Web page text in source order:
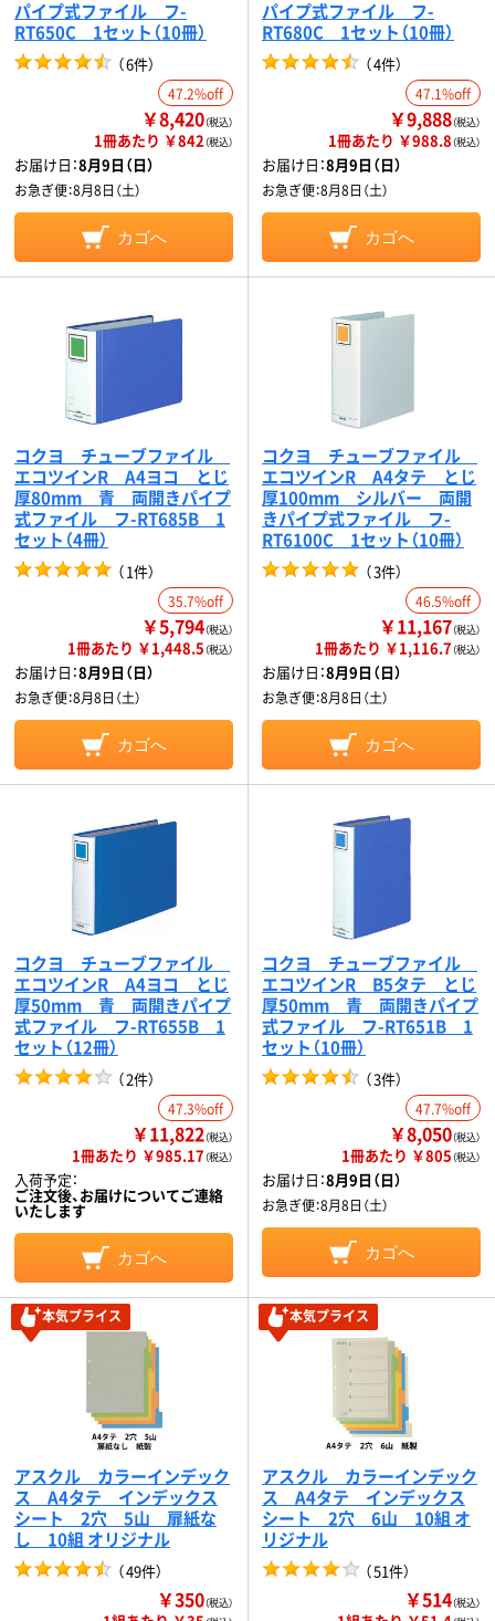
パイプ式ファイル フ-
RT650C 1セット（10冊）
（6件）
47.2%off
￥8,420（税込）
1冊あたり ￥842（税込）
お届け日：8月9日（日）
お急ぎ便：8月8日（土）
カゴへ
パイプ式ファイル フ-
RT680C 1セット（10冊）
（4件）
47.1%off
￥9,888（税込）
1冊あたり ￥988.8（税込）
お届け日：8月9日（日）
お急ぎ便：8月8日（土）
カゴへ
コクヨ チューブファイル
エコツインR A4ヨコ とじ
厚80mm 青 両開きパイプ
式ファイル フ-RT685B 1
セット（4冊）
（1件）
35.7%off
￥5,794（税込）
1冊あたり ￥1,448.5（税込）
お届け日：8月9日（日）
お急ぎ便：8月8日（土）
カゴへ
コクヨ チューブファイル
エコツインR A4タテ とじ
厚100mm シルバー 両開
きパイプ式ファイル フ-
RT6100C 1セット（10冊）
（3件）
46.5%off
￥11,167（税込）
1冊あたり ￥1,116.7（税込）
お届け日：8月9日（日）
お急ぎ便：8月8日（土）
カゴへ
コクヨ チューブファイル
エコツインR A4ヨコ とじ
厚50mm 青 両開きパイプ
式ファイル フ-RT655B 1
セット（12冊）
（2件）
47.3%off
￥11,822（税込）
1冊あたり ￥985.17（税込）
入荷予定：
ご注文後、お届けについてご連絡
いたします
カゴへ
コクヨ チューブファイル
エコツインR B5タテ とじ
厚50mm 青 両開きパイプ
式ファイル フ-RT651B 1
セット（10冊）
（3件）
47.7%off
￥8,050（税込）
1冊あたり ￥805（税込）
お届け日：8月9日（日）
お急ぎ便：8月8日（土）
カゴへ
本気プライス
アスクル カラーインデック
ス A4タテ インデックス
シート 2穴 5山 扉紙な
し 10組 オリジナル
（49件）
￥350（税込）
本気プライス
アスクル カラーインデック
ス A4タテ インデックス
シート 2穴 6山 10組 オ
リジナル
（51件）
￥514（税込）